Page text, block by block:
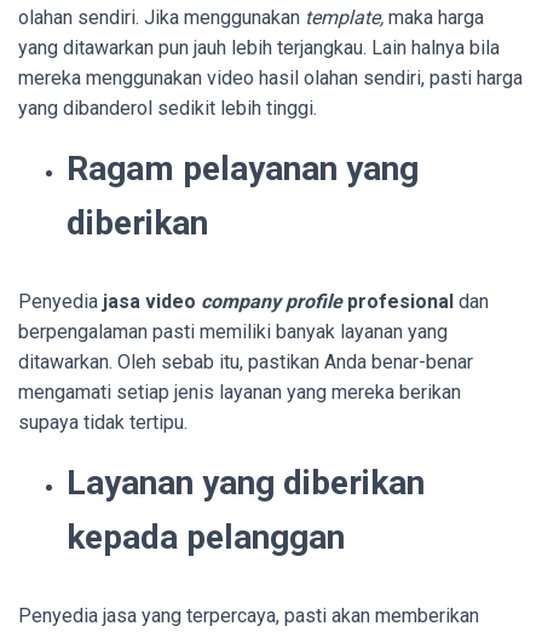
olahan sendiri. Jika menggunakan template, maka harga
yang ditawarkan pun jauh lebih terjangkau. Lain halnya bila
mereka menggunakan video hasil olahan sendiri, pasti harga
yang dibanderol sedikit lebih tinggi.
Ragam pelayanan yang
diberikan
Penyedia jasa video company profile profesional dan
berpengalaman pasti memiliki banyak layanan yang
ditawarkan. Oleh sebab itu, pastikan Anda benar-benar
mengamati setiap jenis layanan yang mereka berikan
supaya tidak tertipu.
Layanan yang diberikan
kepada pelanggan
Penyedia jasa yang terpercaya, pasti akan memberikan